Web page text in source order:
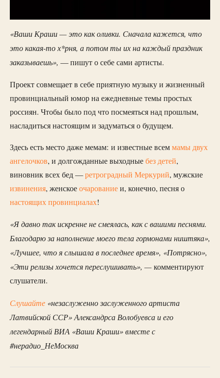
«Ваши Краши — это как оливки. Сначала кажется, что
это какая-то х*рня, а потом ты их на каждый праздник
заказываешь», — пишут о себе сами артисты.
Проект совмещает в себе приятную музыку и жизненный
провинциальный юмор на ежедневные темы простых
россиян. Чтобы было под что посмеяться над прошлым,
насладиться настоящим и задуматься о будущем.
Здесь есть место даже мемам: и известные всеммамы двух
ангелочков, и долгожданные выходныебез детей,
виновник всех бед —ретроградный Меркурий, мужские
извинения, женскоеочарованиеи, конечно, песня о
настоящих провинциалах!
«Я давно так искренне не смеялась, как с вашими песнями.
Благодарю за наполнение моего тела гормонами ништяка»,
«Лучшее, что я слышала в последнее время», «Потрясно»,
«Эти релизы хочется переслушивать», —комментируют
слушатели.
Слушайте «незаслуженно заслуженного артиста
Латвийской ССР» Александрса Волобуевса и его
легендарный ВИА «Ваши Краши» вместе с
#нерадио_НеМосква